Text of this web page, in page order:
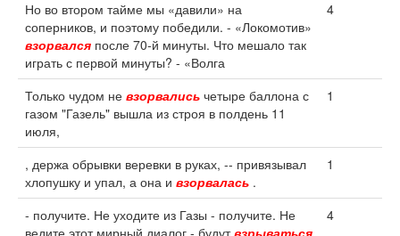
Но во втором тайме мы «давили» на
соперников, и поэтому победили. - «Локомотив»
взорвался после 70-й минуты. Что мешало так
играть с первой минуты? - «Волга
4
Только чудом не взорвались четыре баллона с
газом "Газель" вышла из строя в полдень 11
июля,
1
, держа обрывки веревки в руках, -- привязывал
хлопушку и упал, а она и взорвалась .
1
- получите. Не уходите из Газы - получите. Не
ведите этот мирный диалог - будутвзрываться
4